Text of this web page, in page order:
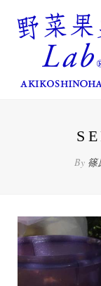
By 篠